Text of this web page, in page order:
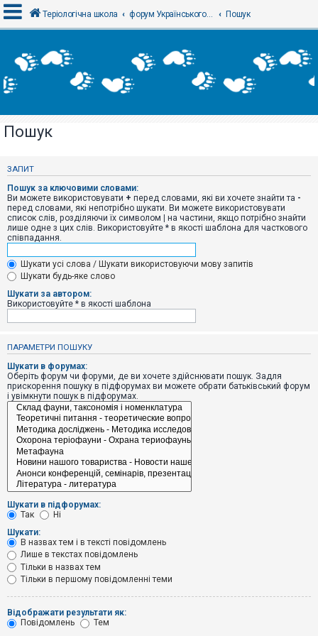
х
і
Р
с
р
а
ц
і
я
Т
е
м
и
б
і
п
о
в
і
д
в
н
т
е
м
и
о
ш
Теріологічна школа форум Українського теріологічного товариства Пошук
Пошук
ЗАПИТ
Пошук за ключовими словами:
Ви можете використовувати + перед словами, які ви хочете знайти та -
перед словами, які непотрібно шукати. Ви можете використовувати
список слів, розділяючи їх символом | на частини, якщо потрібно знайти
лише одне з цих слів. Використовуйте * в якості шаблона для часткового
співпадання.
Шукати усі слова / Шукати використовуючи мову запитів
Шукати будь-яке слово
Шукати за автором:
Використовуйте * в якості шаблона
ПАРАМЕТРИ ПОШУКУ
Шукати в форумах:
Оберіть форум чи форуми, де ви хочете здійснювати пошук. Задля
прискорення пошуку в підфорумах ви можете обрати батьківський форум
і увімкнути пошук в підфорумах.
Шукати в підфорумах:
Так
Ні
Шукати:
В назвах тем і в тексті повідомлень
Лише в текстах повідомлень
Тільки в назвах тем
Тільки в першому повідомленні теми
Відображати результати як:
Повідомлень
Тем